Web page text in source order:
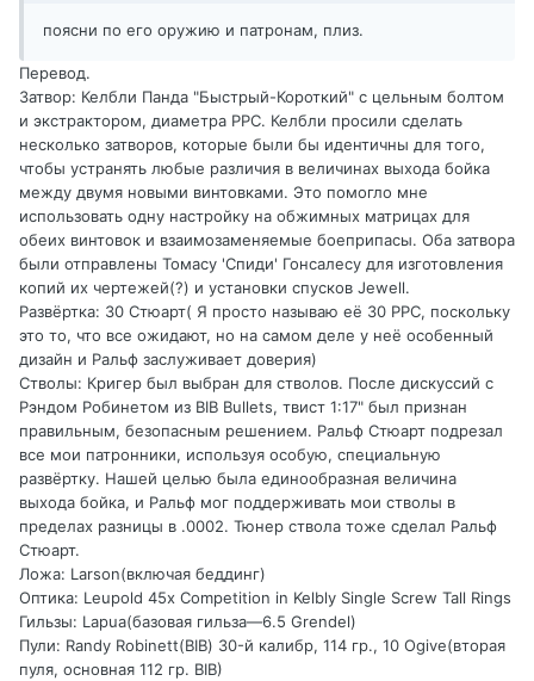
поясни по его оружию и патронам, плиз.
Перевод.
Затвор: Келбли Панда "Быстрый-Короткий" с цельным болтом
и экстрактором, диаметра РРС. Келбли просили сделать
несколько затворов, которые были бы идентичны для того,
чтобы устранять любые различия в величинах выхода бойка
между двумя новыми винтовками. Это помогло мне
использовать одну настройку на обжимных матрицах для
обеих винтовок и взаимозаменяемые боеприпасы. Оба затвора
были отправлены Томасу 'Спиди' Гонсалесу для изготовления
копий их чертежей(?) и установки спусков Jewell.
Развёртка: 30 Стюарт( Я просто называю её 30 РРС, поскольку
это то, что все ожидают, но на самом деле у неё особенный
дизайн и Ральф заслуживает доверия)
Стволы: Кригер был выбран для стволов. После дискуссий с
Рэндом Робинетом из BIB Bullets, твист 1:17" был признан
правильным, безопасным решением. Ральф Стюарт подрезал
все мои патронники, используя особую, специальную
развёртку. Нашей целью была единообразная величина
выхода бойка, и Ральф мог поддерживать мои стволы в
пределах разницы в .0002. Тюнер ствола тоже сделал Ральф
Стюарт.
Ложа: Larson(включая беддинг)
Оптика: Leupold 45x Competition in Kelbly Single Screw Tall Rings
Гильзы: Lapua(базовая гильза—6.5 Grendel)
Пули: Randy Robinett(BIB) 30-й калибр, 114 гр., 10 Ogive(вторая
пуля, основная 112 гр. BIB)